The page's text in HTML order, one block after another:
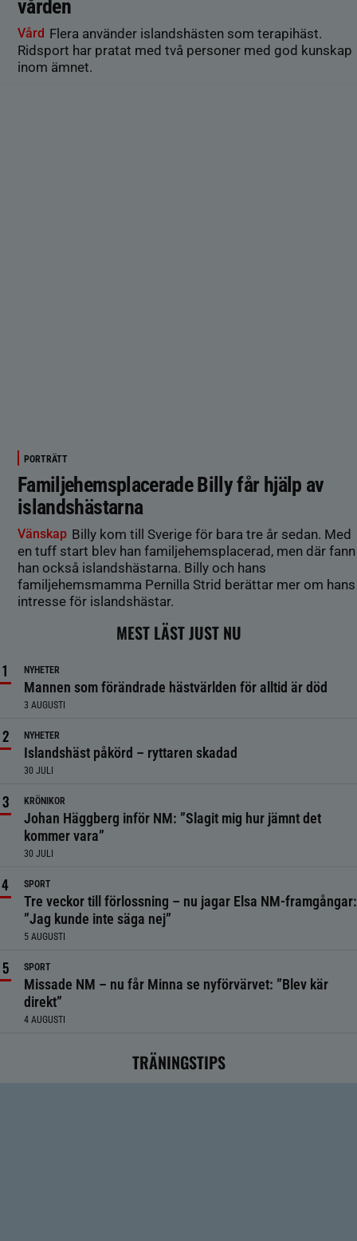
vården
Vård Flera använder islandshästen som terapihäst.
Ridsport har pratat med två personer med god kunskap
inom ämnet.
PORTRÄTT
Familjehemsplacerade Billy får hjälp av
islandshästarna
Vänskap Billy kom till Sverige för bara tre år sedan. Med
en tuff start blev han familjehemsplacerad, men där fann
han också islandshästarna. Billy och hans
familjehemsmamma Pernilla Strid berättar mer om hans
intresse för islandshästar.
MEST LÄST JUST NU
NYHETER
Mannen som förändrade hästvärlden för alltid är död
3 AUGUSTI
NYHETER
Islandshäst påkörd – ryttaren skadad
30 JULI
KRÖNIKOR
Johan Häggberg inför NM: ”Slagit mig hur jämnt det
kommer vara”
30 JULI
SPORT
Tre veckor till förlossning – nu jagar Elsa NM-framgångar:
”Jag kunde inte säga nej”
5 AUGUSTI
SPORT
Missade NM – nu får Minna se nyförvärvet: ”Blev kär
direkt”
4 AUGUSTI
TRÄNINGSTIPS